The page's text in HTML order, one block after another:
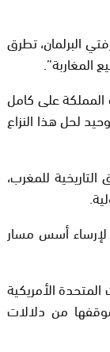
البرلمان، تطرق
المغاربة”.
المملكة على كامل
لحل هذا النزاع
للمغرب،
لإرساء أسس مسار
الأمريكية
من دلالات